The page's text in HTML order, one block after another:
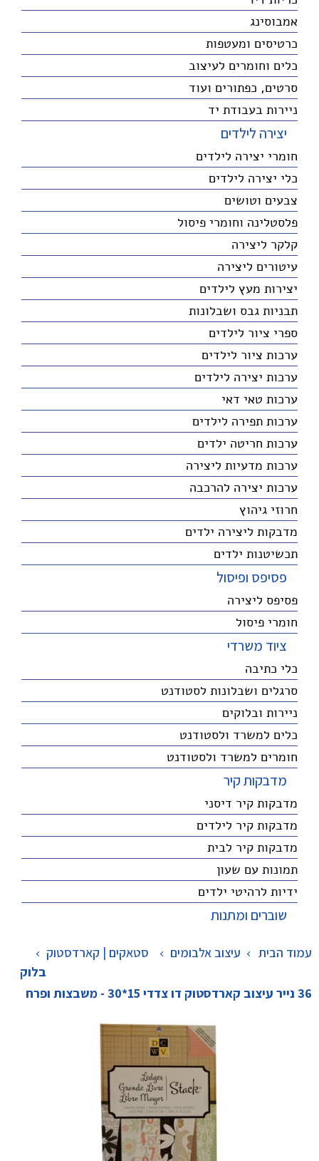
אמבוסינג
כרטיסים ומעטפות
כלים וחומרים לעיצוב
סרטים, כפתורים ועוד
ניירות בעבודת יד
יצירה לילדים
חומרי יצירה לילדים
כלי יצירה לילדים
צבעים וטושים
פלסטלינה וחומרי פיסול
קלקר ליצירה
עיטורים ליצירה
יצירות מעץ לילדים
תבניות גבס ושבלונות
ספרי ציור לילדים
ערכות ציור לילדים
ערכות יצירה לילדים
ערכות טאי דאי
ערכות תפירה לילדים
ערכות חריטה ילדים
ערכות מדעיות ליצירה
ערכות יצירה להרכבה
חרוזי גיהוץ
מדבקות ליצירה ילדים
תכשיטנות ילדים
פסיפס ופיסול
פסיפס ליצירה
חומרי פיסול
ציוד משרדי
כלי כתיבה
סרגלים ושבלונות לסטודנט
ניירות ובלוקים
כלים למשרד ולסטודנט
חומרים למשרד ולסטודנט
מדבקות קיר
מדבקות קיר דיסני
מדבקות קיר לילדים
מדבקות קיר לבית
תמונות עם שעון
ידיות לרהיטי ילדים
שוברים ומתנות
עמוד הבית עיצוב אלבומים > סטאקים | קארדסטוק >
בלוק
36 נייר עיצוב קארדסטוק דו צדדי 15*30 - משבצות ופרח